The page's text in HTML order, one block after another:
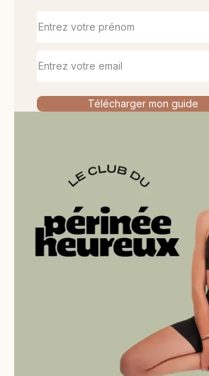
Télécharger mon guide